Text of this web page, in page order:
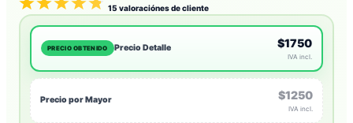
15 valoraciónes de cliente
PRECIO OBTENIDO Precio Detalle $1750
IVA incl.
Precio por Mayor $1250
IVA incl.